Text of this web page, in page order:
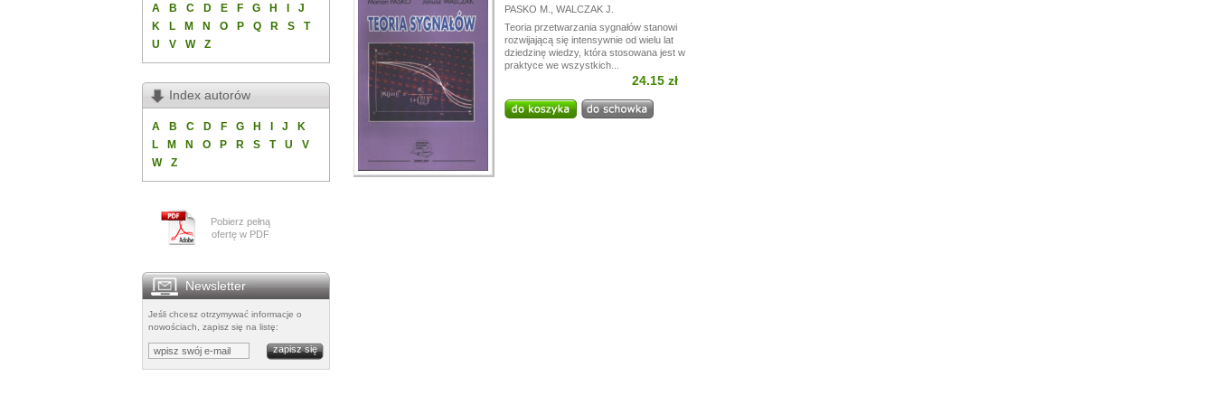
A B C D E F G H
J
K
L M N O P Q R S
T
U
V W Z
Index autorów
A B C D F G H J
K
L
M N O P R S T U
V
W
Z
Pobierz pełną
ofertę w PDF
Newsletter
Jeśli chcesz otrzymywać informacje o
nowościach, zapisz się na listę:
PASKO M.
WALCZAK J.
Teoria przetwarzania sygnałów stanowi
rozwijającą się intensywnie od wielu lat
dziedzinę wiedzy, która stosowana jest w
praktyce we wszystkich...
24.15 zł